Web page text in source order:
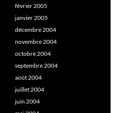
février 2005
janvier 2005
décembre 2004
novembre 2004
octobre 2004
septembre 2004
août 2004
juillet 2004
juin 2004